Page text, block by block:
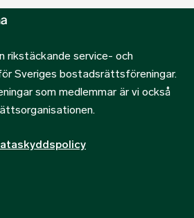
rikstäckande service- och
Sveriges bostadsrättsföreningar.
som medlemmar är vi också